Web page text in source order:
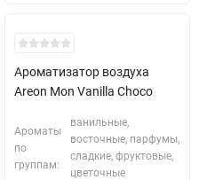
Ароматизатор воздуха
Areon Mon Vanilla Choco
Ароматы
по
группам:
ванильные,
восточные, парфумы,
сладкие, фруктовые,
цветочные